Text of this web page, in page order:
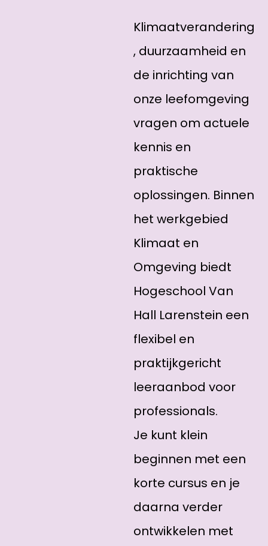
Klimaatverandering
, duurzaamheid en
de inrichting van
onze leefomgeving
vragen om actuele
kennis en
praktische
oplossingen. Binnen
het werkgebied
Klimaat en
Omgeving biedt
Hogeschool Van
Hall Larenstein een
flexibel en
praktijkgericht
leeraanbod voor
professionals.
Je kunt klein
beginnen met een
korte cursus en je
daarna verder
ontwikkelen met